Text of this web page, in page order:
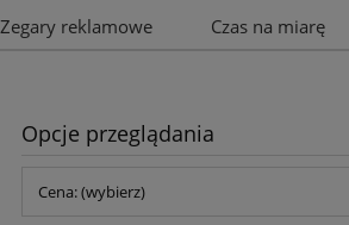
Zegary reklamowe Czas na miarę
Opcje przeglądania
Cena: (wybierz)